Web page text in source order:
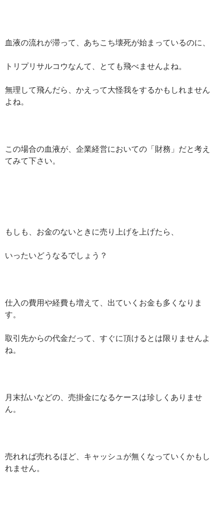
血液の流れが滞って、あちこち壊死が始まっているのに、
トリプリサルコウなんて、とても飛べませんよね。
無理して飛んだら、かえって大怪我をするかもしれません
よね。
この場合の血液が、企業経営においての「財務」だと考え
てみて下さい。
もしも、お金のないときに売り上げを上げたら、
いったいどうなるでしょう？
仕入の費用や経費も増えて、出ていくお金も多くなりま
す。
取引先からの代金だって、すぐに頂けるとは限りませんよ
ね。
月末払いなどの、売掛金になるケースは珍しくありませ
ん。
売れれば売れるほど、キャッシュが無くなっていくかもし
れません。